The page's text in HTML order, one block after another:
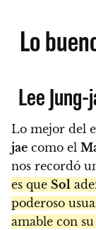
Lo
Lee
Lo mejor del
jae como el
nos recordó
es que Sol
poderoso
amable con